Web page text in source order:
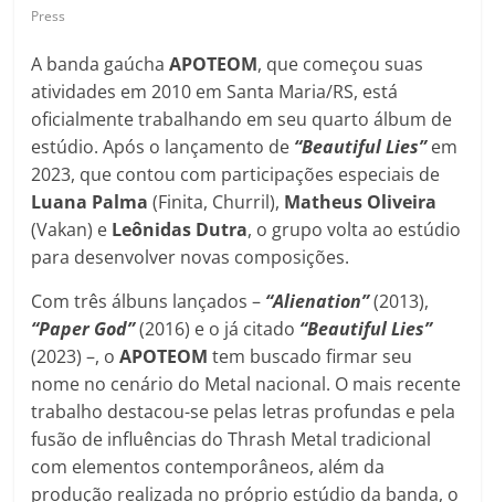
Press
A banda gaúchaAPOTEOM, que começou suas
atividades em 2010 em Santa Maria/RS, está
oficialmente trabalhando em seu quarto álbum de
estúdio. Após o lançamento de “Beautiful Lies”em
2023, que contou com participações especiais de
Luana Palma (Finita, Churril), Matheus Oliveira
(Vakan) e Leônidas Dutra, o grupo volta ao estúdio
para desenvolver novas composições.
Com três álbuns lançados – “Alienation”(2013),
“Paper God”(2016) e o já citado “Beautiful Lies”
(2023) –, oAPOTEOM tem buscado firmar seu
nome no cenário do Metal nacional. O mais recente
trabalho destacou-se pelas letras profundas e pela
fusão de influências do Thrash Metal tradicional
com elementos contemporâneos, além da
produção realizada no próprio estúdio da banda, o